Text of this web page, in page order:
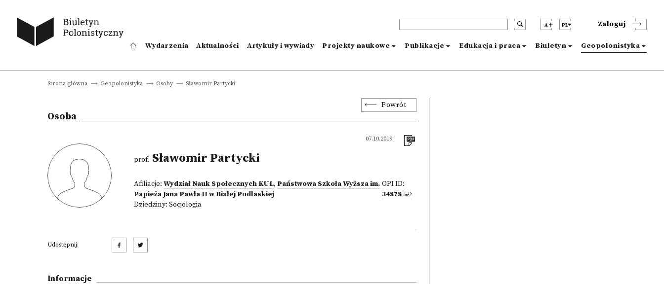
A PL Zaloguj
Wydarzenia Aktualności Artykuły i wywiady Projekty naukowe Publikacje Edukacja i praca Biuletyn Geopolonistyka
Strona główna Geopolonistyka Osoby Sławomir Partycki
Powrót
Osoba
07.10.2019
prof. Sławomir Partycki
Afiliacje: Wydział Nauk Społecznych KUL, Państwowa Szkoła Wyższa im.
Papieża Jana Pawła II w Białej Podlaskiej
Dziedziny: Socjologia
OPI ID:
34878
Udostępnij:
Informacje